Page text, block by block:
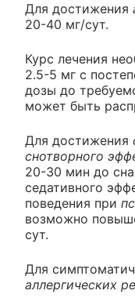
Для достижения
20-40 мг/сут.
Курс лечения
2.5-5 мг с
дозы до
может быть
Для достижения
снотворного
20-30 мин до
седативного
поведения при
возможно
сут.
Для
аллергических